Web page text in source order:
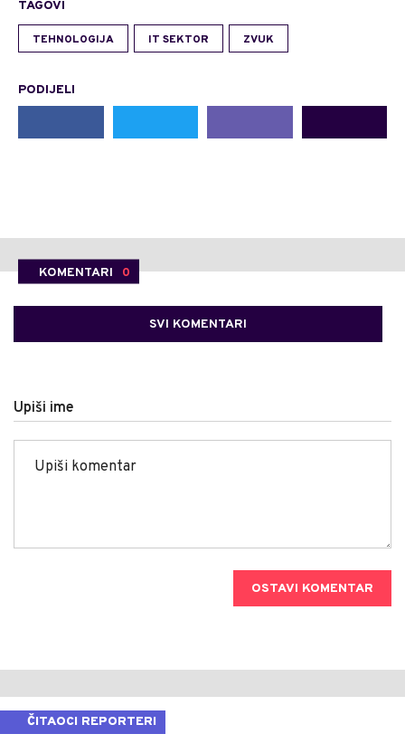
TAGOVI
TEHNOLOGIJA IT SEKTOR ZVUK
PODIJELI
KOMENTARI 0
SVI KOMENTARI
Upiši ime
OSTAVI KOMENTAR
ČITAOCI REPORTERI